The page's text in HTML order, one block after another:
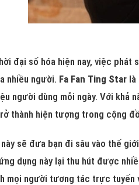
đại số hóa hiện nay, việc
nhiều người. Fa Fan Ting Star là
người dùng mỗi ngày. Với khả
thành hiện tượng trong cộng
sẽ đưa bạn đi sâu vào thế
dụng này lại thu hút được
mọi người tương tác trực tuyến